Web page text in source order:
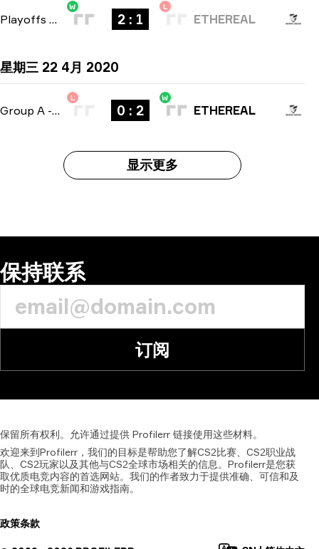
Playoffs bo3
W
2 : 1
L
ETHEREAL
星期三 22 4月 2020
Group A - bo3
L
0 : 2
W
ETHEREAL
显示更多
保持联系
订阅
保留所有权利。允许通过提供 Profilerr 链接使用这些材料。
欢迎来到Profilerr，我们的目标是帮助您了解CS2比赛、CS2职业战
队、CS2玩家以及其他与CS2全球市场相关的信息。Profilerr是您获
取优质电竞内容的首选网站。我们的作者致力于提供准确、可信和及
时的全球电竞新闻和游戏指南。
政策条款